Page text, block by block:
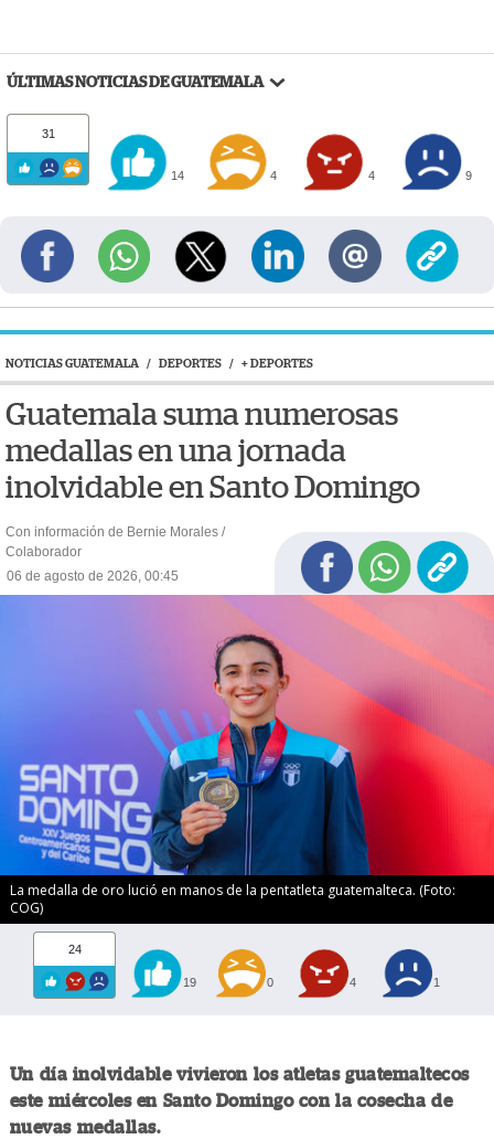
ÚLTIMAS NOTICIAS DE GUATEMALA
31
14 4 4 9
NOTICIAS GUATEMALA / DEPORTES / + DEPORTES
Guatemala suma numerosas
medallas en una jornada
inolvidable en Santo Domingo
Con información de Bernie Morales /
Colaborador
06 de agosto de 2026, 00:45
La medalla de oro lució en manos de la pentatleta guatemalteca. (Foto:
COG)
24
19 0 4 1
Un día inolvidable vivieron los atletas guatemaltecos
este miércoles en Santo Domingo con la cosecha de
nuevas medallas.